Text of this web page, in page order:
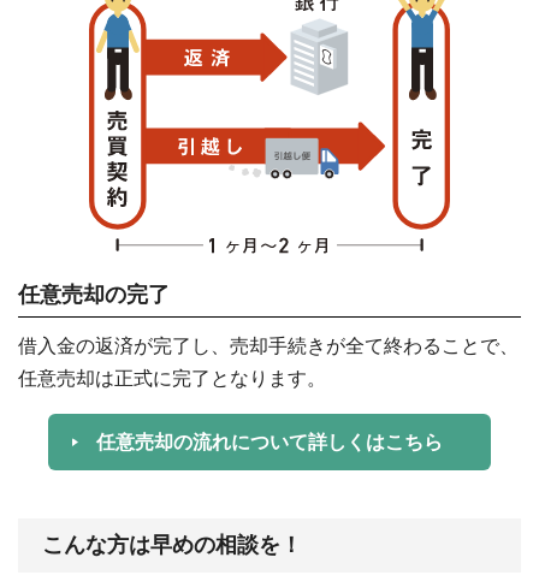
任意売却の完了
借入金の返済が完了し、売却手続きが全て終わることで、
任意売却は正式に完了となります。
任意売却の流れについて詳しくはこちら
こんな方は早めの相談を！